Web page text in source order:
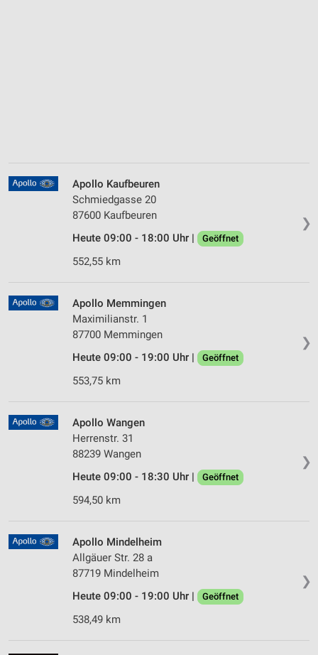
❯
Apollo Kaufbeuren
Schmiedgasse 20
87600 Kaufbeuren
Heute 09:00 - 18:00 Uhr |
Geöffnet
552,55 km
❯
Apollo Memmingen
Maximilianstr. 1
87700 Memmingen
Heute 09:00 - 19:00 Uhr |
Geöffnet
553,75 km
❯
Apollo Wangen
Herrenstr. 31
88239 Wangen
Heute 09:00 - 18:30 Uhr |
Geöffnet
594,50 km
❯
Apollo Mindelheim
Allgäuer Str. 28 a
87719 Mindelheim
Heute 09:00 - 19:00 Uhr |
Geöffnet
538,49 km